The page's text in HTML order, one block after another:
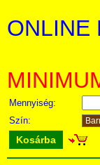
ONLINE
Mennyiség:
Szín:
Kosárba